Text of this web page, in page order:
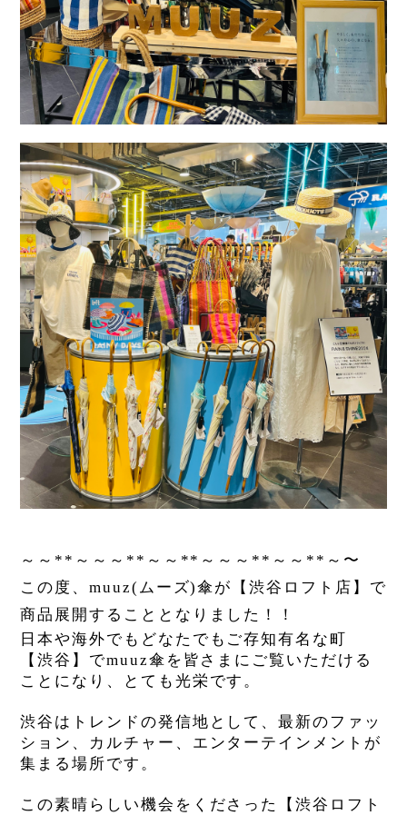
～～ ** ～～～ ** ～～ ** ～～～ ** ～～ ** ～〜
この度、muuz(ムーズ)傘が
【渋谷ロフト店】で
商品展開することとなりました！！
日本や海外でもどなたでもご存知有名な町
【渋谷】でmuuz傘を皆さまにご覧いただける
ことになり、とても光栄です。
渋谷はトレンドの発信地として、最新のファッ
ション、カルチャー、エンターテインメントが
集まる場所です。
この素晴らしい機会をくださった
【渋谷ロフト